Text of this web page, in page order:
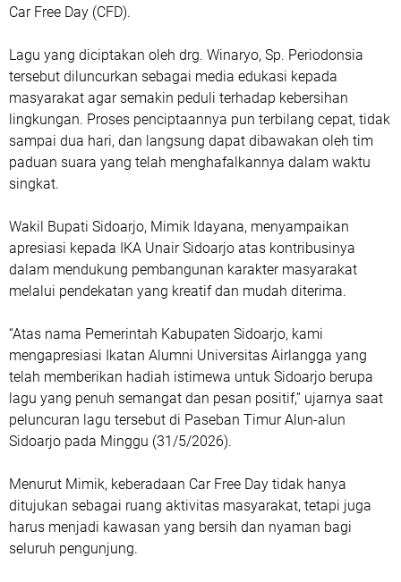
Car Free Day (CFD).
Lagu yang diciptakan oleh drg. Winaryo, Sp. Periodonsia
tersebut diluncurkan sebagai media edukasi kepada
masyarakat agar semakin peduli terhadap kebersihan
lingkungan. Proses penciptaannya pun terbilang cepat, tidak
sampai dua hari, dan langsung dapat dibawakan oleh tim
paduan suara yang telah menghafalkannya dalam waktu
singkat.
Wakil Bupati Sidoarjo, Mimik Idayana, menyampaikan
apresiasi kepada IKA Unair Sidoarjo atas kontribusinya
dalam mendukung pembangunan karakter masyarakat
melalui pendekatan yang kreatif dan mudah diterima.
“Atas nama Pemerintah Kabupaten Sidoarjo, kami
mengapresiasi Ikatan Alumni Universitas Airlangga yang
telah memberikan hadiah istimewa untuk Sidoarjo berupa
lagu yang penuh semangat dan pesan positif,” ujarnya saat
peluncuran lagu tersebut di Paseban Timur Alun-alun
Sidoarjo pada Minggu (31/5/2026).
Menurut Mimik, keberadaan Car Free Day tidak hanya
ditujukan sebagai ruang aktivitas masyarakat, tetapi juga
harus menjadi kawasan yang bersih dan nyaman bagi
seluruh pengunjung.